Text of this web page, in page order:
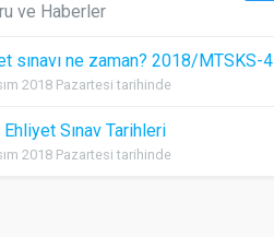
ve Haberler
sınavı ne zaman? 2018/MTSKS-4
2018 Pazartesi tarihinde
Sınav Tarihleri
2018 Pazartesi tarihinde